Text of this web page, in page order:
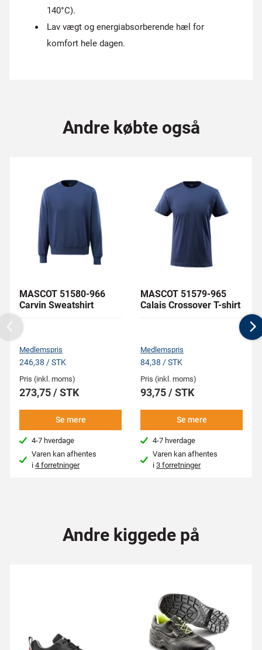
140°C).
Lav vægt og energiabsorberende hæl for
komfort hele dagen.
Andre købte også
MASCOT 51580-966
Carvin Sweatshirt
Medlemspris
246,38 / STK
Pris (inkl. moms)
273,75 / STK
Se mere
4-7 hverdage
Varen kan afhentes
i4 forretninger
MASCOT 51579-965
Calais Crossover T-shirt
Medlemspris
84,38 / STK
Pris (inkl. moms)
93,75 / STK
Se mere
4-7 hverdage
Varen kan afhentes
i3 forretninger
Previous
Andre kiggede på